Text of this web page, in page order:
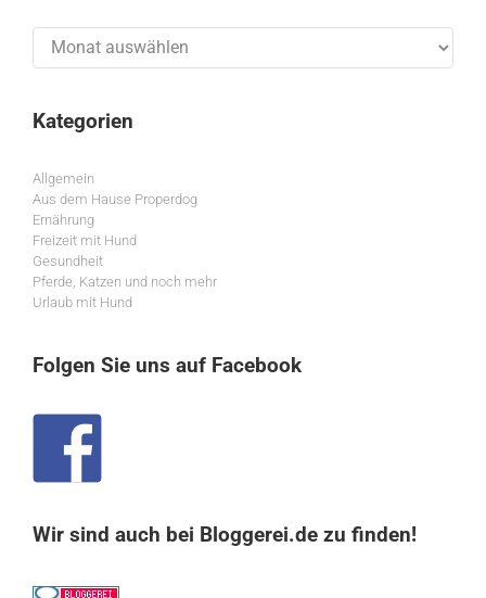
Kategorien
Allgemein
Aus dem Hause Properdog
Ernährung
Freizeit mit Hund
Gesundheit
Pferde, Katzen und noch mehr
Urlaub mit Hund
Folgen Sie uns auf Facebook
Wir sind auch bei Bloggerei.de zu finden!